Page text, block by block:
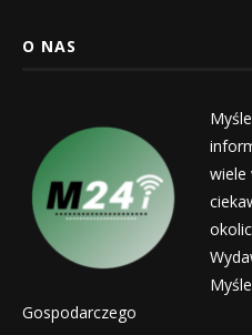
O NAS
wiele
Gospodarczego